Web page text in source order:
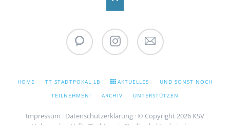
NAVIGATION
HOME TT STADTPOKAL LB AKTUELLES
UND SONST NOCH
TEILNEHMEN!
ARCHIV UNTERSTÜTZEN
Impressum · Datenschutzerklärung · © Copyright 2026 KSV